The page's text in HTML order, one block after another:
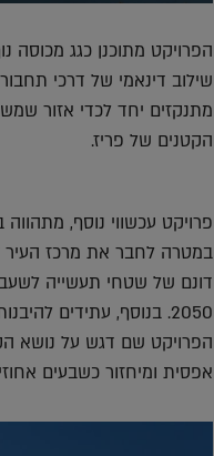
הפרויקט מתוכנן כגג מכוסה
שילוב דינאמי של דרכי
מתנקזים יחד לכדי אזור
הקטנים של פריז.
פרויקט עכשווי נוסף,
דונם של שטחי תעשייה
2050. בנוסף, עתידים
אפסית ומיחזור כשבעים